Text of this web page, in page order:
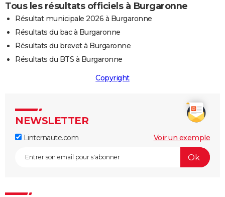
Tous les résultats officiels à Burgaronne
Résultat municipale 2026 à Burgaronne
Résultats du bac à Burgaronne
Résultats du brevet à Burgaronne
Résultats du BTS à Burgaronne
Copyright
NEWSLETTER
Linternaute.com Voir un exemple